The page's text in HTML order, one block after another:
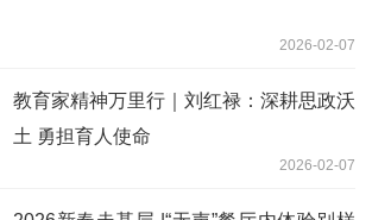
2026-02-07
教育家精神万里行｜刘红禄：深耕思政沃
土 勇担育人使命
2026-02-07